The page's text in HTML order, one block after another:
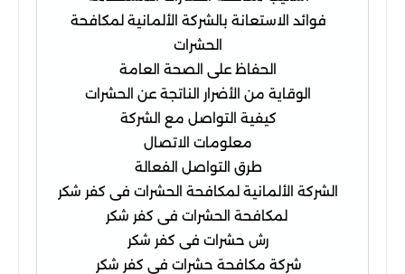
فوائد الاستعانة بالشركة الألمانية لمكافحة
الحشرات
الحفاظ على الصحة العامة
الوقاية من الأضرار الناتجة عن الحشرات
كيفية التواصل مع الشركة
معلومات الاتصال
طرق التواصل الفعالة
الشركة الألمانية لمكافحة الحشرات فى كفر شكر
لمكافحة الحشرات فى كفر شكر
رش حشرات فى كفر شكر
شركة مكافحة حشرات فى كفر شكر